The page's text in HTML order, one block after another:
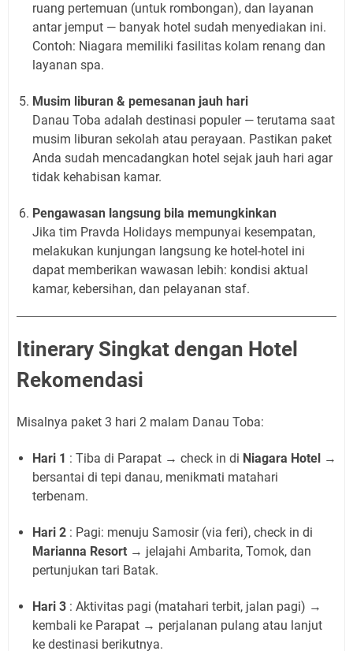
ruang pertemuan (untuk rombongan), dan layanan
antar jemput — banyak hotel sudah menyediakan ini.
Contoh: Niagara memiliki fasilitas kolam renang dan
layanan spa.
Musim liburan & pemesanan jauh hari
Danau Toba adalah destinasi populer — terutama saat
musim liburan sekolah atau perayaan. Pastikan paket
Anda sudah mencadangkan hotel sejak jauh hari agar
tidak kehabisan kamar.
Pengawasan langsung bila memungkinkan
Jika tim Pravda Holidays mempunyai kesempatan,
melakukan kunjungan langsung ke hotel-hotel ini
dapat memberikan wawasan lebih: kondisi aktual
kamar, kebersihan, dan pelayanan staf.
Itinerary Singkat dengan Hotel
Rekomendasi
Misalnya paket 3 hari 2 malam Danau Toba:
Hari 1 : Tiba di Parapat → check in di Niagara Hotel →
bersantai di tepi danau, menikmati matahari
terbenam.
Hari 2 : Pagi: menuju Samosir (via feri), check in di
Marianna Resort → jelajahi Ambarita, Tomok, dan
pertunjukan tari Batak.
Hari 3 : Aktivitas pagi (matahari terbit, jalan pagi) →
kembali ke Parapat → perjalanan pulang atau lanjut
ke destinasi berikutnya.